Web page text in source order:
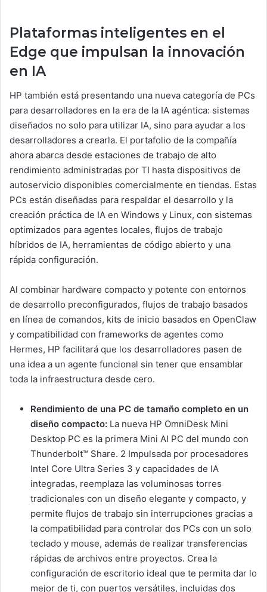
Plataformas inteligentes en el
Edge que impulsan la innovación
en IA
HP también está presentando una nueva categoría de PCs
para desarrolladores en la era de la IA agéntica: sistemas
diseñados no solo para utilizar IA, sino para ayudar a los
desarrolladores a crearla. El portafolio de la compañía
ahora abarca desde estaciones de trabajo de alto
rendimiento administradas por TI hasta dispositivos de
autoservicio disponibles comercialmente en tiendas. Estas
PCs están diseñadas para respaldar el desarrollo y la
creación práctica de IA en Windows y Linux, con sistemas
optimizados para agentes locales, flujos de trabajo
híbridos de IA, herramientas de código abierto y una
rápida configuración.
Al combinar hardware compacto y potente con entornos
de desarrollo preconfigurados, flujos de trabajo basados
en línea de comandos, kits de inicio basados en OpenClaw
y compatibilidad con frameworks de agentes como
Hermes, HP facilitará que los desarrolladores pasen de
una idea a un agente funcional sin tener que ensamblar
toda la infraestructura desde cero.
Rendimiento de una PC de tamaño completo en un
diseño compacto: La nueva HP OmniDesk Mini
Desktop PC es la primera Mini AI PC del mundo con
Thunderbolt™ Share. 2 Impulsada por procesadores
Intel Core Ultra Series 3 y capacidades de IA
integradas, reemplaza las voluminosas torres
tradicionales con un diseño elegante y compacto, y
permite flujos de trabajo sin interrupciones gracias a
la compatibilidad para controlar dos PCs con un solo
teclado y mouse, además de realizar transferencias
rápidas de archivos entre proyectos. Crea la
configuración de escritorio ideal que te permita dar lo
mejor de ti, con puertos versátiles, incluidas dos